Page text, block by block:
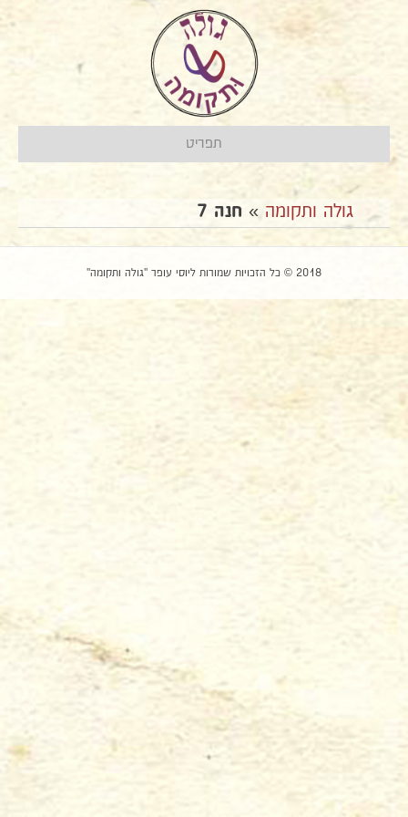
תפריט
גולה ותקומה » חנה 7
2018 © כל הזכויות שמורות ליוסי עופר "גולה ותקומה"